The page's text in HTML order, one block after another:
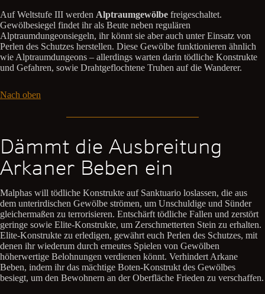
Auf Weltstufe III werden Alptraumgewölbe freigeschaltet.
Gewölbesiegel findet ihr als Beute neben regulären
Alptraumdungeonsiegeln, ihr könnt sie aber auch unter Einsatz von
Perlen des Schutzes herstellen. Diese Gewölbe funktionieren ähnlich
wie Alptraumdungeons – allerdings warten darin tödliche Konstrukte
und Gefahren, sowie Drahtgeflochtene Truhen auf die Wanderer.
Nach oben
Dämmt die Ausbreitung
Arkaner Beben ein
Malphas will tödliche Konstrukte auf Sanktuario loslassen, die aus
dem unterirdischen Gewölbe strömen, um Unschuldige und Sünder
gleichermaßen zu terrorisieren. Entschärft tödliche Fallen und zerstört
geringe sowie Elite-Konstrukte, um Zerschmetterten Stein zu erhalten.
Elite-Konstrukte zu erledigen, gewährt euch Perlen des Schutzes, mit
denen ihr wiederum durch erneutes Spielen von Gewölben
höherwertige Belohnungen verdienen könnt. Verhindert Arkane
Beben, indem ihr das mächtige Boten-Konstrukt des Gewölbes
besiegt, um den Bewohnern an der Oberfläche Frieden zu verschaffen.